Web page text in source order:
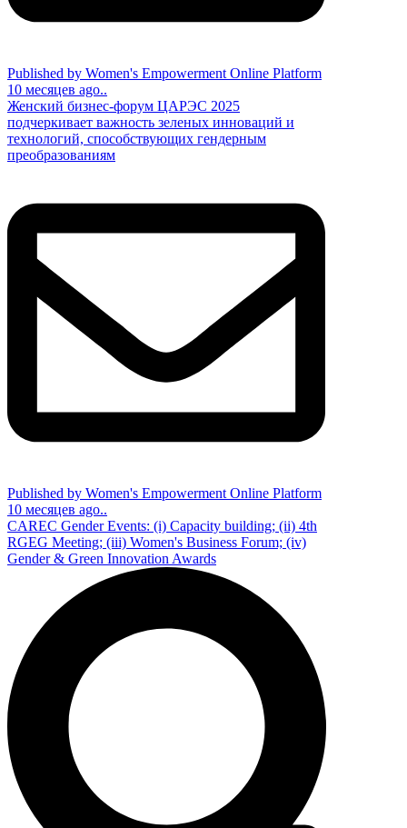
Published by Women's Empowerment Online Platform
10 месяцев ago..
Женский бизнес-форум ЦАРЭС 2025
подчеркивает важность зеленых инноваций и
технологий, способствующих гендерным
преобразованиям
Published by Women's Empowerment Online Platform
10 месяцев ago..
CAREC Gender Events: (i) Capacity building; (ii) 4th
RGEG Meeting; (iii) Women's Business Forum; (iv)
Gender & Green Innovation Awards